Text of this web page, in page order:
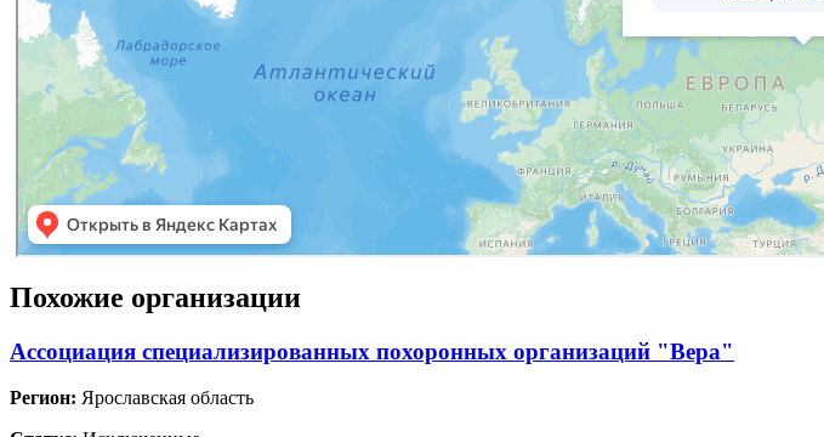
Похожие организации
Ассоциация специализированных похоронных организаций "Вера"
Регион: Ярославская область